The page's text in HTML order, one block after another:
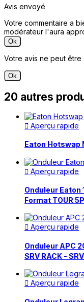
Avis envoyé
Votre commentaire a
modérateur l'aura
Ok
Votre avis ne peut être
Ok
20 autres
 Aperçu rapide
Eaton Hotswap
 Aperçu rapide
Onduleur Eaton
Format TOUR
 Aperçu rapide
Onduleur APC
SRV RACK -
 Aperçu rapide